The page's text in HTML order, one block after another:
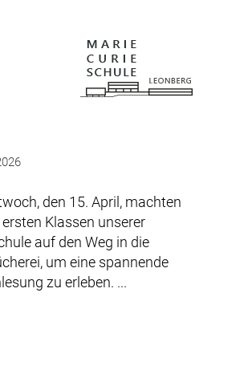
den 15. April, machten
Klassen unserer
auf den Weg in die
um eine spannende
zu erleben.